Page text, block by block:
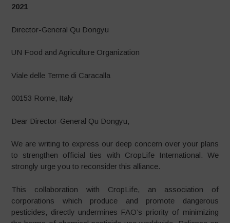
2021
Director-General Qu Dongyu
UN Food and Agriculture Organization
Viale delle Terme di Caracalla
00153 Rome, Italy
Dear Director-General Qu Dongyu,
We are writing to express our deep concern over your plans
to strengthen official ties with CropLife International. We
strongly urge you to reconsider this alliance.
This collaboration with CropLife, an association of
corporations which produce and promote dangerous
pesticides, directly undermines FAO’s priority of minimizing